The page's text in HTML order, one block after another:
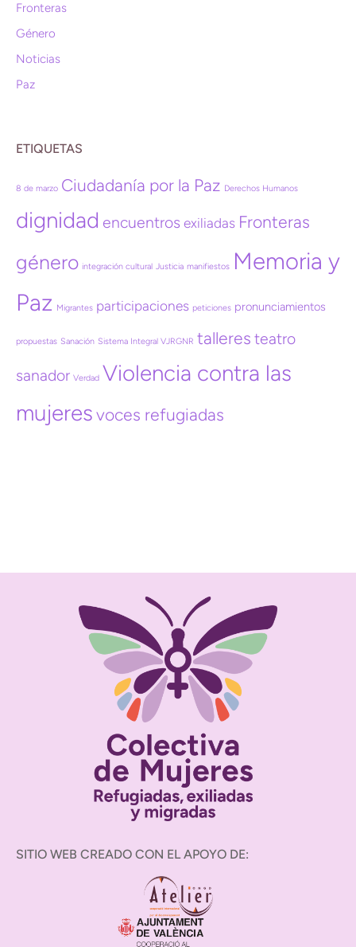
Fronteras
Género
Noticias
Paz
ETIQUETAS
8 de marzo Ciudadanía por la Paz Derechos Humanos
dignidad encuentros exiliadas Fronteras
género integración cultural Justicia manifiestos Memoria y
Paz Migrantes participaciones peticiones pronunciamientos
propuestas Sanación Sistema Integral VJRGNR talleres teatro
sanador Verdad Violencia contra las
mujeres voces refugiadas
SITIO WEB CREADO CON EL APOYO DE: